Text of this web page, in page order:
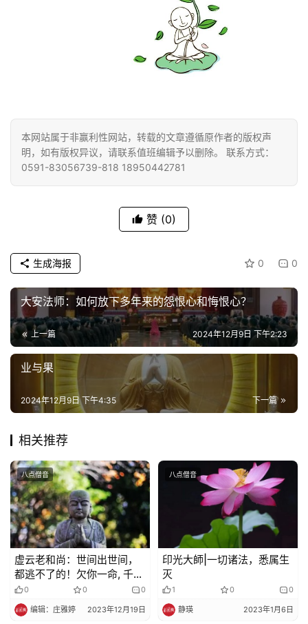
寺
视
频
纪
录
佛
艺
术
政
策
法
规
免
责
声
明
本网站属于非赢利性网站，转载的文章遵循原作者的版权声
明，如有版权异议，请联系值班编辑予以删除。 联系方式：
0591-83056739-818 18950442781
赞 (0)
0 0
生成海报
大安法师：如何放下多年来的怨恨心和悔恨心？
上一篇 2024年12月9日 下午2:23
业与果
下一篇
2024年12月9日 下午4:35
相关推荐
八点僧音
虚云老和尚：世间出世间，
都逃不了的！欠你一命, 千里
来还……
0 0 0
编辑：庄雅婷 2023年12月19日
八点僧音
印光大師|一切诸法，悉属生
灭
1 0 0
静瑛 2023年1月6日